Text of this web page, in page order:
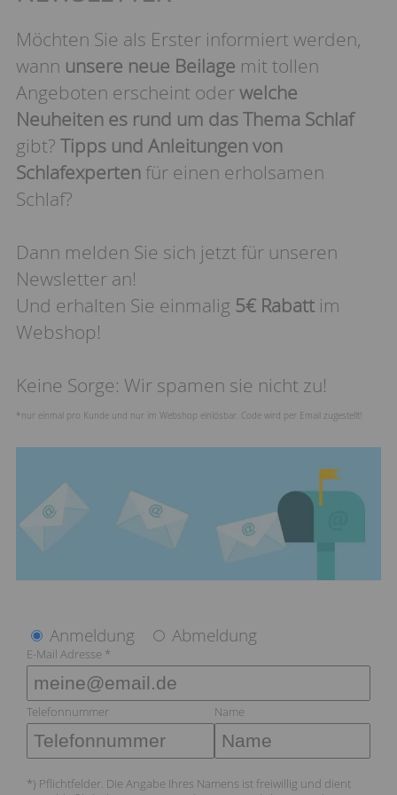
Möchten Sie als Erster informiert werden,
wann unsere neue Beilage mit tollen
Angeboten erscheint oderwelche
Neuheiten es rund um das Thema Schlaf
gibt? Tipps und Anleitungen von
Schlafexpertenfür einen erholsamen
Schlaf?
Dann melden Sie sich jetzt für unseren
Newsletter an!
Und erhalten Sie einmalig 5€ Rabatt im
Webshop!
Keine Sorge: Wir spamen sie nicht zu!
*nur einmal pro Kunde und nur im Webshop einlösbar. Code wird per Email zugestellt!
Anmeldung Abmeldung
E-Mail Adresse *
Telefonnummer Name
*) Pflichtfelder. Die Angabe Ihres Namens ist freiwillig und dient